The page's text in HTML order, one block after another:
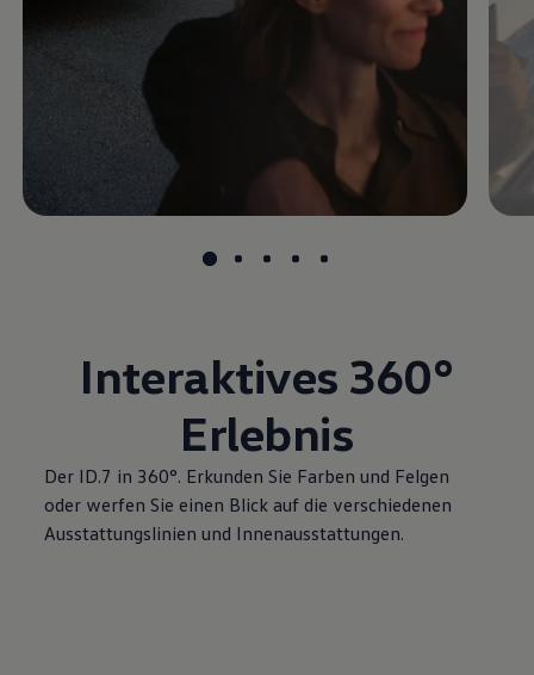
Interaktives 360°
Erlebnis
Der ID.7 in 360°. Erkunden Sie Farben und Felgen
oder werfen Sie einen Blick auf die verschiedenen
Ausstattungslinien und Innenausstattungen.